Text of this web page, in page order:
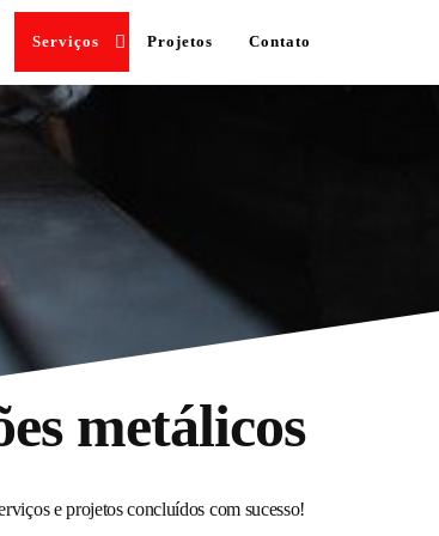
Serviços Projetos Contato
metálicos
e projetos concluídos com sucesso!